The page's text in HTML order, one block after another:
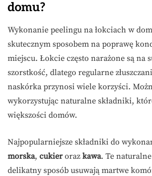
domu?
Wykonanie peelingu na łokciach w
skutecznym sposobem na poprawę
miejscu. Łokcie często narażone są na
szorstkość, dlatego regularne
naskórka przynosi wiele korzyści.
wykorzystując naturalne składniki,
większości domów.
Najpopularniejsze składniki do
morska, cukieroraz kawa. Te
delikatny sposób usuwają martwe